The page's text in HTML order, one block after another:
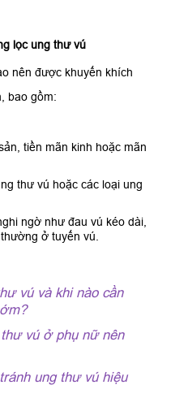
lọc ung thư vú
nên được khuyến khích
bao gồm:
tiền mãn kinh hoặc mãn
thư vú hoặc các loại ung
ngờ như đau vú kéo dài,
ở tuyến vú.
vú và khi nào cần
vú ở phụ nữ nên
ung thư vú hiệu